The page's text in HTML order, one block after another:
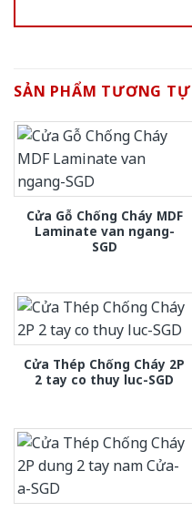
SẢN PHẨM TƯƠNG TỰ
Cửa Gỗ Chống Cháy MDF
Laminate van ngang-
SGD
Cửa Thép Chống Cháy 2P
2 tay co thuy luc-SGD